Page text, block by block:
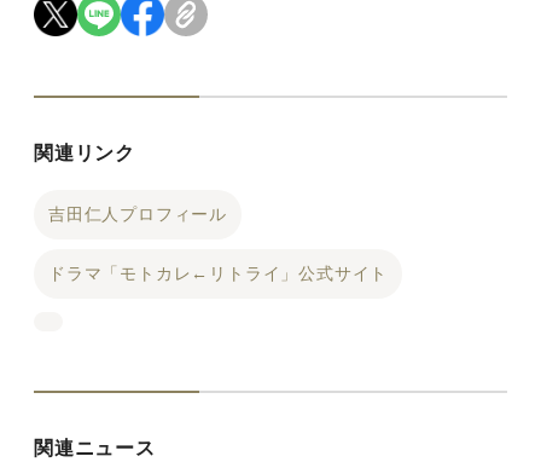
関連リンク
吉田仁人プロフィール
ドラマ「モトカレ←リトライ」公式サイト
関連ニュース